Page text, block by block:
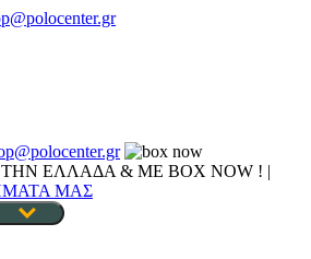
ΕΛΛΑΔΑ & ΜΕ BOX NOW ! |
ΜΑΣ